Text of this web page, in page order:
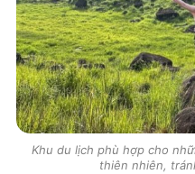
Khu du lịch phù hợp cho
thiên nhiên,